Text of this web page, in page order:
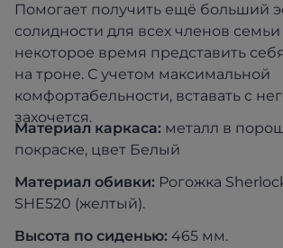
Помогает получить ещё больший
солидности для всех членов семьи
некоторое время представить
на троне. С учетом максимальной
комфортабельности, вставать с
захочется.
Материал каркаса: металл в
покраске, цвет Белый
Материал обивки: Рогожка
SHE520 (желтый).
Высота по сиденью: 465 мм.